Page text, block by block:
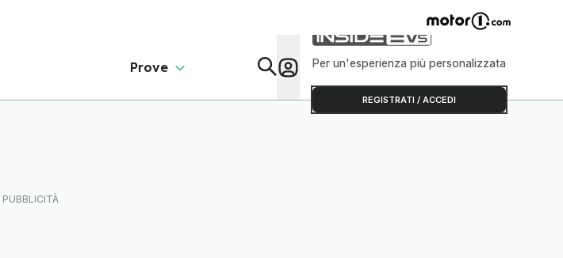
Prove Per un'esperienza più personalizzata
REGISTRATI / ACCEDI